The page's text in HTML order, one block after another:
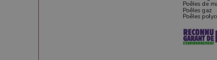
_gat_UA-627591-